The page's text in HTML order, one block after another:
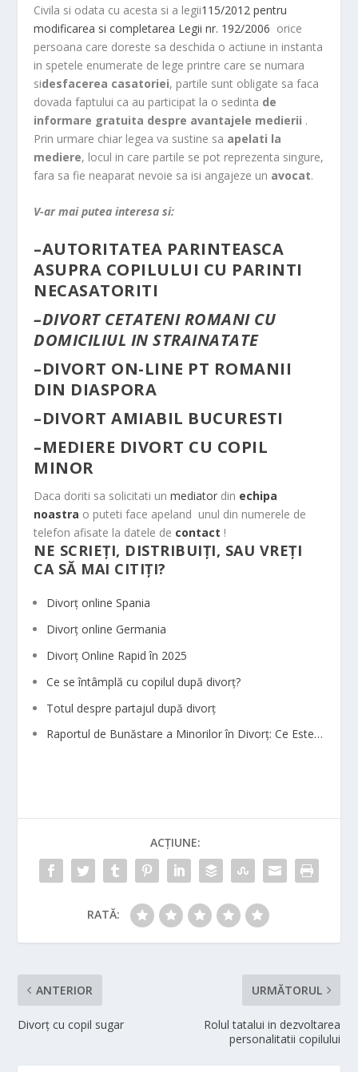
Civila si odata cu acesta si a legii115/2012 pentru
modificarea si completarea Legii nr. 192/2006 orice
persoana care doreste sa deschida o actiune in instanta
in spetele enumerate de lege printre care se numara
sidesfacerea casatoriei, partile sunt obligate sa faca
dovada faptului ca au participat la o sedinta de
informare gratuita despre avantajele medierii .
Prin urmare chiar legea va sustine sa apelati la
mediere, locul in care partile se pot reprezenta singure,
fara sa fie neaparat nevoie sa isi angajeze un avocat.
V-ar mai putea interesa si:
–AUTORITATEA PARINTEASCA
ASUPRA COPILULUI CU PARINTI
NECASATORITI
–DIVORT CETATENI ROMANI CU
DOMICILIUL IN STRAINATATE
–DIVORT ON-LINE PT ROMANII
DIN DIASPORA
–DIVORT AMIABIL BUCURESTI
–MEDIERE DIVORT CU COPIL
MINOR
Daca doriti sa solicitati unmediator din echipa
noastra o puteti face apeland unul din numerele de
telefon afisate la datele de contact !
NE SCRIEȚI, DISTRIBUIȚI, SAU VREȚI
CA SĂ MAI CITIȚI?
Divorț online Spania
Divorț online Germania
Divorț Online Rapid în 2025
Ce se întâmplă cu copilul după divorț?
Totul despre partajul după divorț
Raportul de Bunăstare a Minorilor în Divorț: Ce Este…
ACȚIUNE:
RATĂ:
ANTERIOR
Divorț cu copil sugar
URMĂTORUL
Rolul tatalui in dezvoltarea
personalitatii copilului